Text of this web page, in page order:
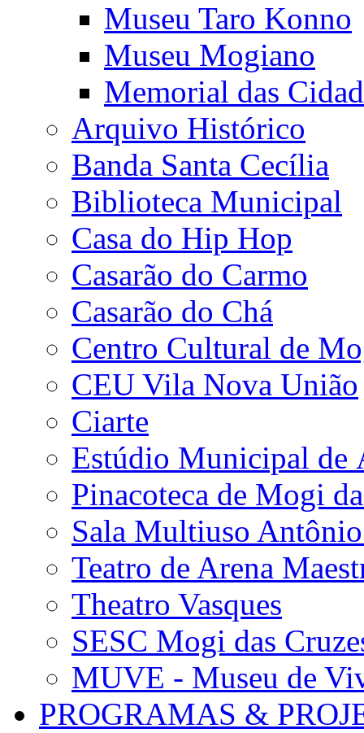
Museu Taro Konno
Museu Mogiano
Memorial das
Arquivo Histórico
Banda Santa Cecília
Biblioteca Municipal
Casa do Hip Hop
Casarão do Carmo
Casarão do Chá
Centro Cultural de
CEU Vila Nova União
Ciarte
Estúdio Municipal de
Pinacoteca de Mogi
Sala Multiuso
Teatro de Arena
Theatro Vasques
SESC Mogi das
MUVE - Museu de
PROGRAMAS &